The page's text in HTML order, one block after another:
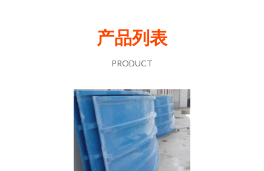
产品列表
PRODUCT